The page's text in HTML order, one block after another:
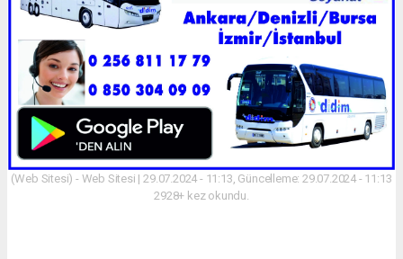
(Web Sitesi) - Web Sitesi | 29.07.2024 - 11:13, Güncelleme: 29.07.2024 - 11:13
2928+ kez okundu.